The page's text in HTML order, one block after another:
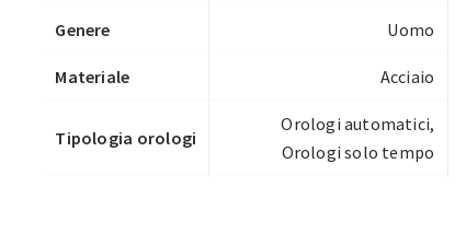
Genere Uomo
Materiale Acciaio
Tipologia orologi
Orologi automatici,
Orologi solo tempo